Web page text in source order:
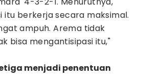
itu berkerja secara maksimal.
ampuh. Arema tidak
bisa mengantisipasi itu,"
menjadi penentuan